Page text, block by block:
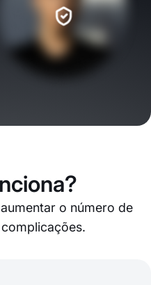
o número de